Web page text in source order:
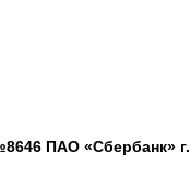
ПАО «Сбербанк»